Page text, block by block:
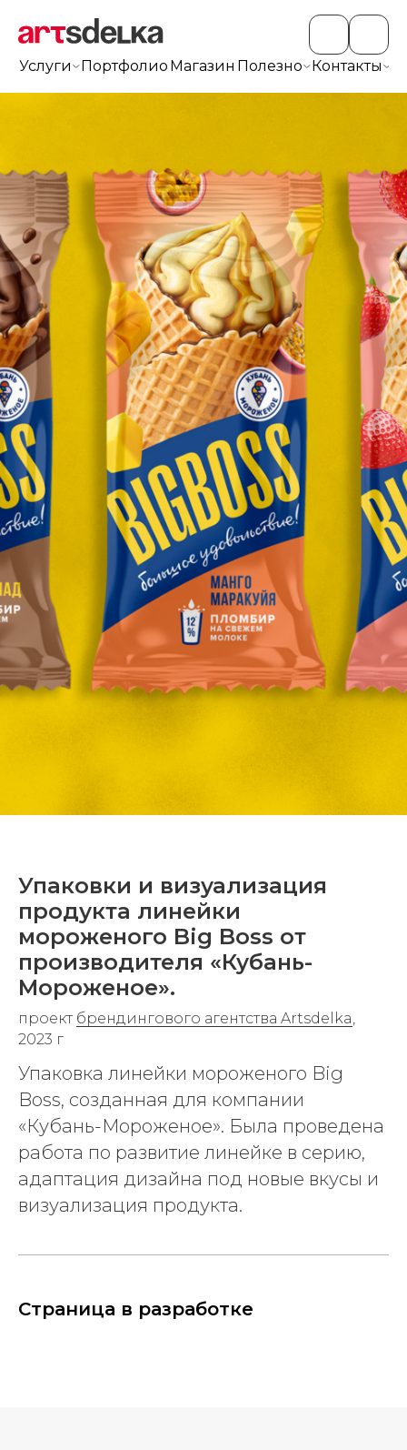
Услуги Портфолио Магазин Полезно Контакты
Упаковки и визуализация
продукта линейки
мороженого Big Boss от
производителя «Кубань-
Мороженое».
проект брендингового агентства Artsdelka,
2023 г
Упаковка линейки мороженого Big
Boss, созданная для компании
«Кубань-Мороженое». Была проведена
работа по развитие линейке в серию,
адаптация дизайна под новые вкусы и
визуализация продукта.
Страница в разработке